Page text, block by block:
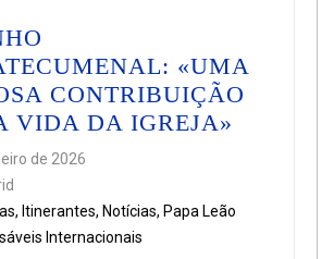
«UMA
CONTRIBUIÇÃO
VIDA DA IGREJA»
de 2026
, Itinerantes, Notícias, Papa Leão
Internacionais